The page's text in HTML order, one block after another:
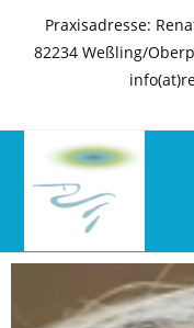
Praxisadresse:
82234 Weßling/